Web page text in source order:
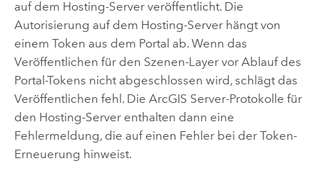
auf dem Hosting-Server veröffentlicht. Die
Autorisierung auf dem Hosting-Server hängt von
einem Token aus dem Portal ab. Wenn das
Veröffentlichen für den Szenen-Layer vor Ablauf des
Portal-Tokens nicht abgeschlossen wird, schlägt das
Veröffentlichen fehl. Die ArcGIS Server-Protokolle für
den Hosting-Server enthalten dann eine
Fehlermeldung, die auf einen Fehler bei der Token-
Erneuerung hinweist.